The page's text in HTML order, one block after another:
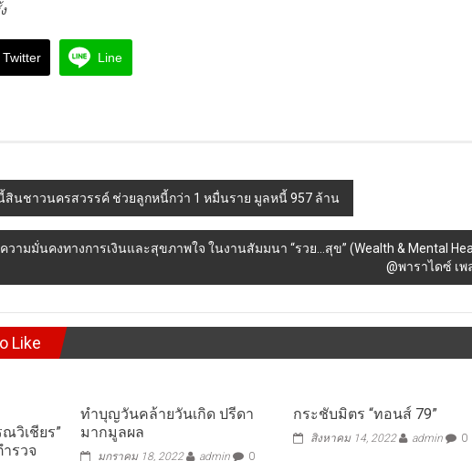
Twitter Line
สินชาวนครสวรรค์ ช่วยลูกหนี้กว่า 1 หมื่นราย มูลหนี้ 957 ล้าน
วามมั่นคงทางการเงินและสุขภาพใจ ในงานสัมมนา “รวย…สุข” (Wealth & Mental
@พาราไดซ์ เพ
Like
วิเชียร”
รวจ
ทำบุญวันคล้ายวันเกิด ปรีดา
มากมูลผล
มกราคม 18, 2022 admin 0
กระชับมิตร “ทอนส์ 79”
สิงหาคม 14, 2022 admin 0